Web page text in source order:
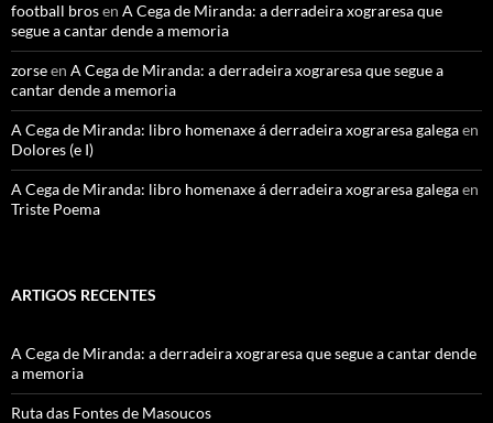
football brosen A Cega de Miranda: a derradeira xograresa que
segue a cantar dende a memoria
zorseen A Cega de Miranda: a derradeira xograresa que segue a
cantar dende a memoria
A Cega de Miranda: libro homenaxe á derradeira xograresa galegaen
Dolores (e I)
A Cega de Miranda: libro homenaxe á derradeira xograresa galegaen
Triste Poema
ARTIGOS RECENTES
A Cega de Miranda: a derradeira xograresa que segue a cantar dende
a memoria
Ruta das Fontes de Masoucos